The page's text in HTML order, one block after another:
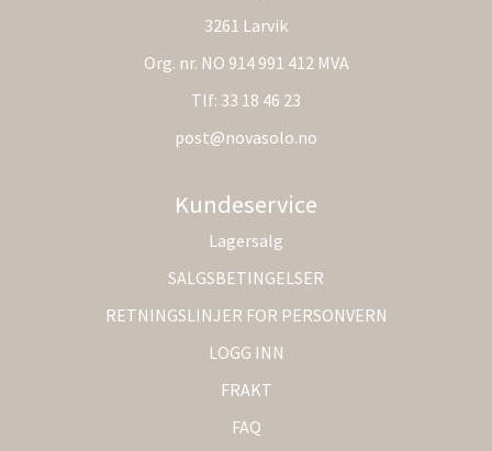
3261 Larvik
Org. nr. NO 914 991 412 MVA
Tlf: 33 18 46 23
post@novasolo.no
Kundeservice
Lagersalg
SALGSBETINGELSER
RETNINGSLINJER FOR PERSONVERN
LOGG INN
FRAKT
FAQ